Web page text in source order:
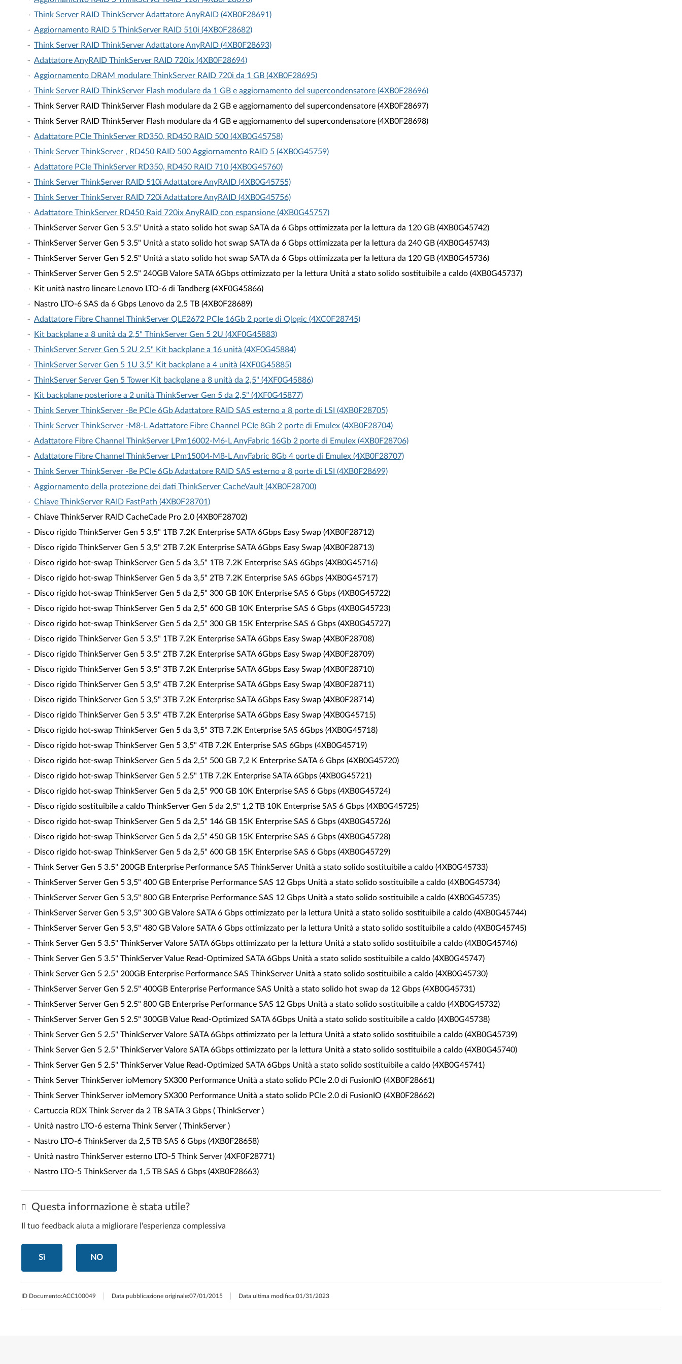
Think Server RAID ThinkServer Adattatore AnyRAID (4XB0F28691)
Aggiornamento RAID 5 ThinkServer RAID 510i (4XB0F28682)
Think Server RAID ThinkServer Adattatore AnyRAID (4XB0F28693)
Adattatore AnyRAID ThinkServer RAID 720ix (4XB0F28694)
Aggiornamento DRAM modulare ThinkServer RAID 720i da 1 GB (4XB0F28695)
Think Server RAID ThinkServer Flash modulare da 1 GB e aggiornamento del supercondensatore (4XB0F28696)
Think Server RAID ThinkServer Flash modulare da 2 GB e aggiornamento del supercondensatore (4XB0F28697)
Think Server RAID ThinkServer Flash modulare da 4 GB e aggiornamento del supercondensatore (4XB0F28698)
Adattatore PCIe ThinkServer RD350, RD450 RAID 500 (4XB0G45758)
Think Server ThinkServer , RD450 RAID 500 Aggiornamento RAID 5 (4XB0G45759)
Adattatore PCIe ThinkServer RD350, RD450 RAID 710 (4XB0G45760)
Think Server ThinkServer RAID 510i Adattatore AnyRAID (4XB0G45755)
Think Server ThinkServer RAID 720i Adattatore AnyRAID (4XB0G45756)
Adattatore ThinkServer RD450 Raid 720ix AnyRAID con espansione (4XB0G45757)
ThinkServer Server Gen 5 3.5" Unità a stato solido hot swap SATA da 6 Gbps ottimizzata per la lettura da 120 GB (4XB0G45742)
ThinkServer Server Gen 5 3.5" Unità a stato solido hot swap SATA da 6 Gbps ottimizzata per la lettura da 240 GB (4XB0G45743)
ThinkServer Server Gen 5 2.5" Unità a stato solido hot swap SATA da 6 Gbps ottimizzata per la lettura da 120 GB (4XB0G45736)
ThinkServer Server Gen 5 2.5" 240GB Valore SATA 6Gbps ottimizzato per la lettura Unità a stato solido sostituibile a caldo (4XB0G45737)
Kit unità nastro lineare Lenovo LTO-6 di Tandberg (4XF0G45866)
Nastro LTO-6 SAS da 6 Gbps Lenovo da 2,5 TB (4XB0F28689)
Adattatore Fibre Channel ThinkServer QLE2672 PCIe 16Gb 2 porte di Qlogic (4XC0F28745)
Kit backplane a 8 unità da 2,5" ThinkServer Gen 5 2U (4XF0G45883)
ThinkServer Server Gen 5 2U 2,5" Kit backplane a 16 unità (4XF0G45884)
ThinkServer Server Gen 5 1U 3,5" Kit backplane a 4 unità (4XF0G45885)
ThinkServer Server Gen 5 Tower Kit backplane a 8 unità da 2,5" (4XF0G45886)
Kit backplane posteriore a 2 unità ThinkServer Gen 5 da 2,5" (4XF0G45877)
Think Server ThinkServer -8e PCIe 6Gb Adattatore RAID SAS esterno a 8 porte di LSI (4XB0F28705)
Think Server ThinkServer -M8-L Adattatore Fibre Channel PCIe 8Gb 2 porte di Emulex (4XB0F28704)
Adattatore Fibre Channel ThinkServer LPm16002-M6-L AnyFabric 16Gb 2 porte di Emulex (4XB0F28706)
Adattatore Fibre Channel ThinkServer LPm15004-M8-L AnyFabric 8Gb 4 porte di Emulex (4XB0F28707)
Think Server ThinkServer -8e PCIe 6Gb Adattatore RAID SAS esterno a 8 porte di LSI (4XB0F28699)
Aggiornamento della protezione dei dati ThinkServer CacheVault (4XB0F28700)
Chiave ThinkServer RAID FastPath (4XB0F28701)
Chiave ThinkServer RAID CacheCade Pro 2.0 (4XB0F28702)
Disco rigido ThinkServer Gen 5 3,5" 1TB 7.2K Enterprise SATA 6Gbps Easy Swap (4XB0F28712)
Disco rigido ThinkServer Gen 5 3,5" 2TB 7.2K Enterprise SATA 6Gbps Easy Swap (4XB0F28713)
Disco rigido hot-swap ThinkServer Gen 5 da 3,5" 1TB 7.2K Enterprise SAS 6Gbps (4XB0G45716)
Disco rigido hot-swap ThinkServer Gen 5 da 3,5" 2TB 7.2K Enterprise SAS 6Gbps (4XB0G45717)
Disco rigido hot-swap ThinkServer Gen 5 da 2,5" 300 GB 10K Enterprise SAS 6 Gbps (4XB0G45722)
Disco rigido hot-swap ThinkServer Gen 5 da 2,5" 600 GB 10K Enterprise SAS 6 Gbps (4XB0G45723)
Disco rigido hot-swap ThinkServer Gen 5 da 2,5" 300 GB 15K Enterprise SAS 6 Gbps (4XB0G45727)
Disco rigido ThinkServer Gen 5 3,5" 1TB 7.2K Enterprise SATA 6Gbps Easy Swap (4XB0F28708)
Disco rigido ThinkServer Gen 5 3,5" 2TB 7.2K Enterprise SATA 6Gbps Easy Swap (4XB0F28709)
Disco rigido ThinkServer Gen 5 3,5" 3TB 7.2K Enterprise SATA 6Gbps Easy Swap (4XB0F28710)
Disco rigido ThinkServer Gen 5 3,5" 4TB 7.2K Enterprise SATA 6Gbps Easy Swap (4XB0F28711)
Disco rigido ThinkServer Gen 5 3,5" 3TB 7.2K Enterprise SATA 6Gbps Easy Swap (4XB0F28714)
Disco rigido ThinkServer Gen 5 3,5" 4TB 7.2K Enterprise SATA 6Gbps Easy Swap (4XB0G45715)
Disco rigido hot-swap ThinkServer Gen 5 da 3,5" 3TB 7.2K Enterprise SAS 6Gbps (4XB0G45718)
Disco rigido hot-swap ThinkServer Gen 5 3,5" 4TB 7.2K Enterprise SAS 6Gbps (4XB0G45719)
Disco rigido hot-swap ThinkServer Gen 5 da 2,5" 500 GB 7,2 K Enterprise SATA 6 Gbps (4XB0G45720)
Disco rigido hot-swap ThinkServer Gen 5 2.5" 1TB 7.2K Enterprise SATA 6Gbps (4XB0G45721)
Disco rigido hot-swap ThinkServer Gen 5 da 2,5" 900 GB 10K Enterprise SAS 6 Gbps (4XB0G45724)
Disco rigido sostituibile a caldo ThinkServer Gen 5 da 2,5" 1,2 TB 10K Enterprise SAS 6 Gbps (4XB0G45725)
Disco rigido hot-swap ThinkServer Gen 5 da 2,5" 146 GB 15K Enterprise SAS 6 Gbps (4XB0G45726)
Disco rigido hot-swap ThinkServer Gen 5 da 2,5" 450 GB 15K Enterprise SAS 6 Gbps (4XB0G45728)
Disco rigido hot-swap ThinkServer Gen 5 da 2,5" 600 GB 15K Enterprise SAS 6 Gbps (4XB0G45729)
Think Server Gen 5 3.5" 200GB Enterprise Performance SAS ThinkServer Unità a stato solido sostituibile a caldo (4XB0G45733)
ThinkServer Server Gen 5 3,5" 400 GB Enterprise Performance SAS 12 Gbps Unità a stato solido sostituibile a caldo (4XB0G45734)
ThinkServer Server Gen 5 3,5" 800 GB Enterprise Performance SAS 12 Gbps Unità a stato solido sostituibile a caldo (4XB0G45735)
ThinkServer Server Gen 5 3,5" 300 GB Valore SATA 6 Gbps ottimizzato per la lettura Unità a stato solido sostituibile a caldo (4XB0G45744)
ThinkServer Server Gen 5 3,5" 480 GB Valore SATA 6 Gbps ottimizzato per la lettura Unità a stato solido sostituibile a caldo (4XB0G45745)
Think Server Gen 5 3.5" ThinkServer Valore SATA 6Gbps ottimizzato per la lettura Unità a stato solido sostituibile a caldo (4XB0G45746)
Think Server Gen 5 3.5" ThinkServer Value Read-Optimized SATA 6Gbps Unità a stato solido sostituibile a caldo (4XB0G45747)
Think Server Gen 5 2.5" 200GB Enterprise Performance SAS ThinkServer Unità a stato solido sostituibile a caldo (4XB0G45730)
ThinkServer Server Gen 5 2.5" 400GB Enterprise Performance SAS Unità a stato solido hot swap da 12 Gbps (4XB0G45731)
ThinkServer Server Gen 5 2.5" 800 GB Enterprise Performance SAS 12 Gbps Unità a stato solido sostituibile a caldo (4XB0G45732)
ThinkServer Server Gen 5 2.5" 300GB Value Read-Optimized SATA 6Gbps Unità a stato solido sostituibile a caldo (4XB0G45738)
Think Server Gen 5 2.5" ThinkServer Valore SATA 6Gbps ottimizzato per la lettura Unità a stato solido sostituibile a caldo (4XB0G45739)
Think Server Gen 5 2.5" ThinkServer Valore SATA 6Gbps ottimizzato per la lettura Unità a stato solido sostituibile a caldo (4XB0G45740)
Think Server Gen 5 2.5" ThinkServer Value Read-Optimized SATA 6Gbps Unità a stato solido sostituibile a caldo (4XB0G45741)
Think Server ThinkServer ioMemory SX300 Performance Unità a stato solido PCIe 2.0 di FusionIO (4XB0F28661)
Think Server ThinkServer ioMemory SX300 Performance Unità a stato solido PCIe 2.0 di FusionIO (4XB0F28662)
Cartuccia RDX Think Server da 2 TB SATA 3 Gbps ( ThinkServer )
Unità nastro LTO-6 esterna Think Server ( ThinkServer )
Nastro LTO-6 ThinkServer da 2,5 TB SAS 6 Gbps (4XB0F28658)
Unità nastro ThinkServer esterno LTO-5 Think Server (4XF0F28771)
Nastro LTO-5 ThinkServer da 1,5 TB SAS 6 Gbps (4XB0F28663)
Questa informazione è stata utile?
Il tuo feedback aiuta a migliorare l'esperienza complessiva
Sì NO
ID Documento:ACC100049 Data pubblicazione originale:07/01/2015 Data ultima modifica:01/31/2023